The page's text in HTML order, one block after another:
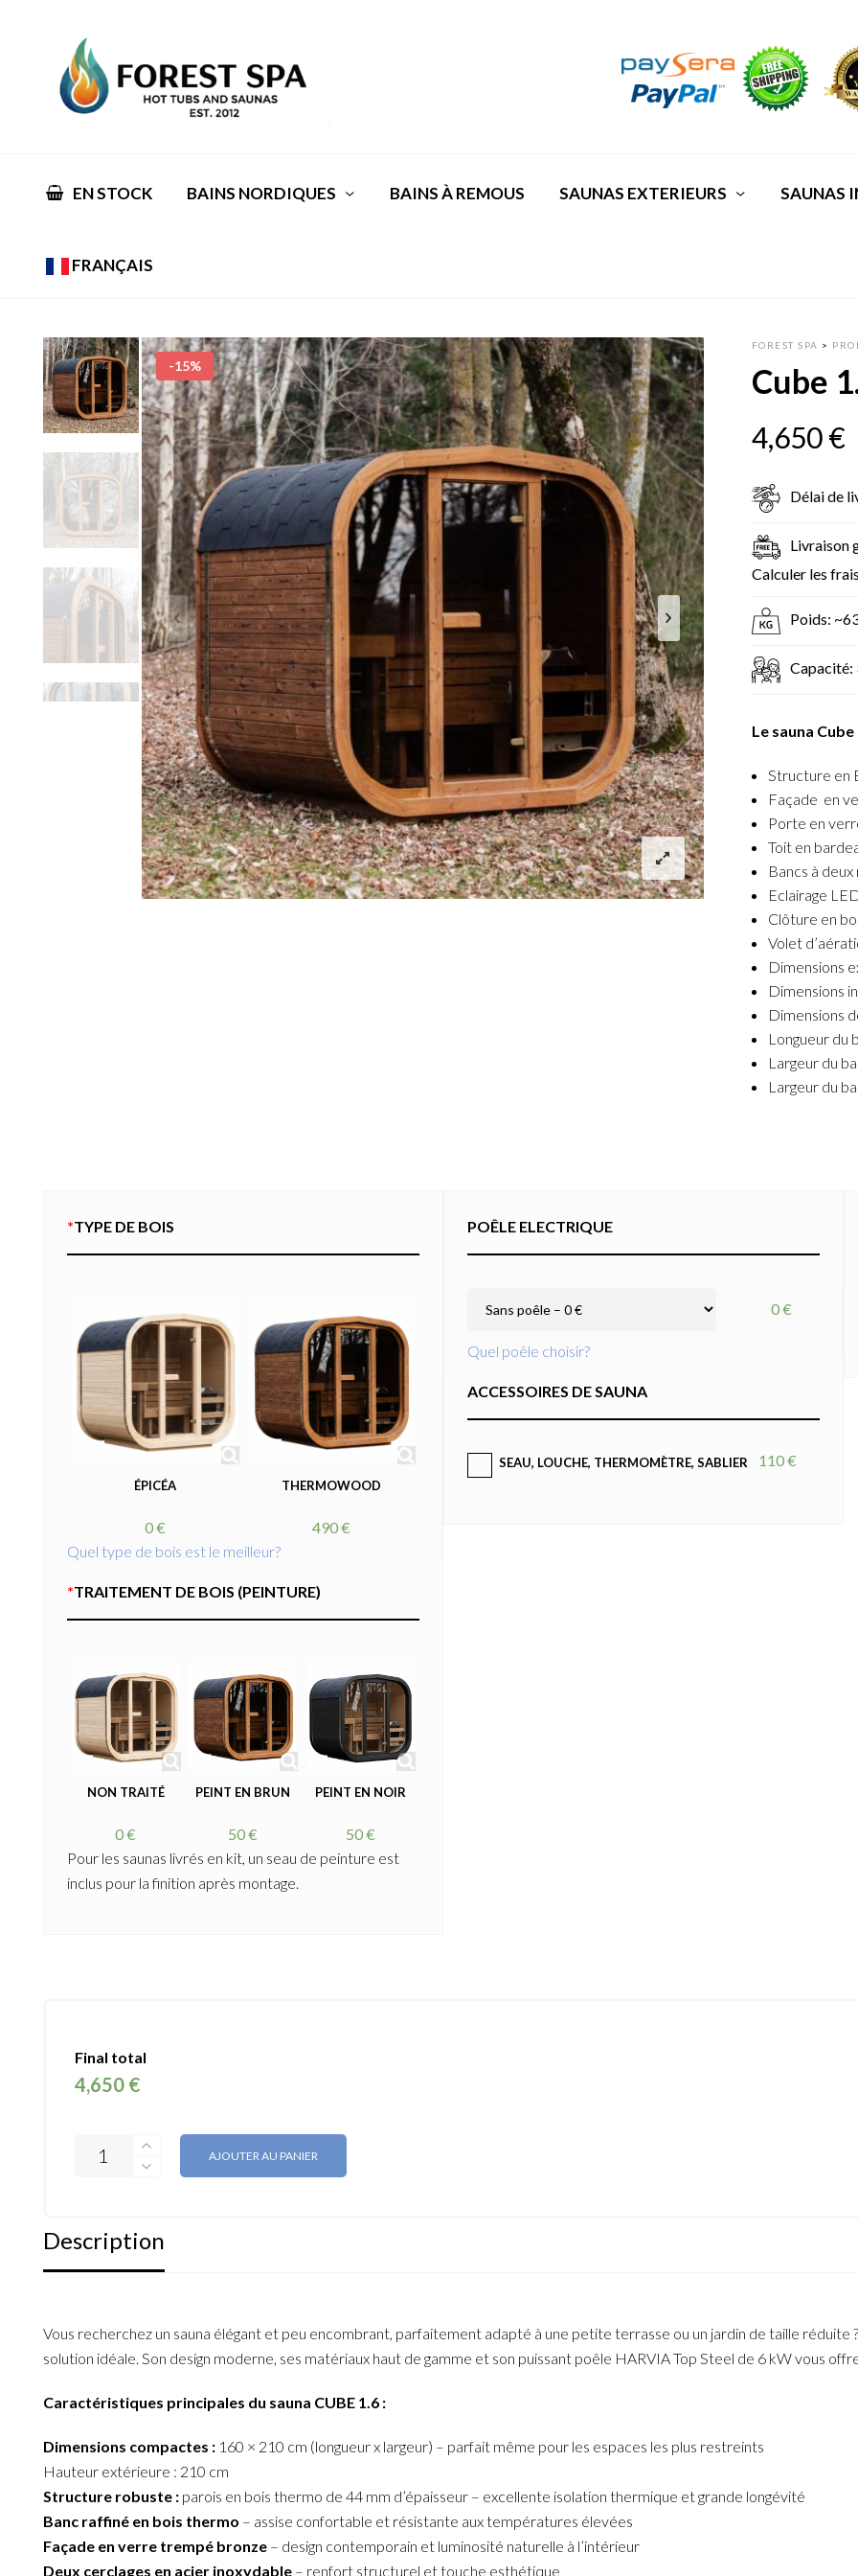
EN STOCK BAINS NORDIQUES BAINS À REMOUS SAUNAS EXTERIEURS SAUNAS
FRANÇAIS
-15%
FOREST SPA >
Cube
4,650€
Délai de
Livraison
Calculer les
Poids:
Capacité:
Le sauna
Structure en
Façade en
Porte en
Toit en
Bancs à
Eclairage
Clôture en
Volet
Dimensions
Dimensions
Dimensions
Longueur du
Largeur du
Largeur du
*TYPE DE BOIS
ÉPICÉA
0 €
THERMOWOOD
490 €
Quel type de bois est le meilleur?
*TRAITEMENT DE BOIS (PEINTURE)
NON TRAITÉ
0 €
PEINT EN BRUN
50 €
PEINT EN NOIR
50 €
Pour les saunas livrés en kit, un seau de peinture est
inclus pour la finition après montage.
POÊLE ELECTRIQUE
0 €
Quel poêle choisir?
ACCESSOIRES DE SAUNA
SEAU, LOUCHE, THERMOMÈTRE, SABLIER 110 €
Final total
4,650 €
AJOUTER AU PANIER
Description
Vous recherchez un sauna élégant et peu encombrant, parfaitement adapté à une petite terrasse ou un jardin de taille réduite
solution idéale. Son design moderne, ses matériaux haut de gamme et son puissant poêle HARVIA Top Steel de 6 kW vous
Caractéristiques principales du sauna CUBE 1.6 :
Dimensions compactes : 160 × 210 cm (longueur x largeur) – parfait même pour les espaces les plus restreints
Hauteur extérieure : 210 cm
Structure robuste : parois en bois thermo de 44 mm d’épaisseur – excellente isolation thermique et grande longévité
Banc raffiné en bois thermo – assise confortable et résistante aux températures élevées
Façade en verre trempé bronze – design contemporain et luminosité naturelle à l’intérieur
Deux cerclages en acier inoxydable – renfort structurel et touche esthétique